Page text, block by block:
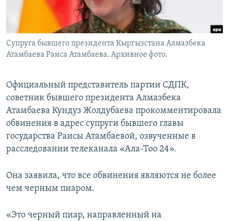
Супруга бывшего президента Кыргызстана Алмазбека
Атамбаева Раиса Атамбаева. Архивное фото.
Официальный представитель партии СДПК,
советник бывшего президента Алмазбека
Атамбаева Кундуз Жолдубаева прокомментировала
обвинения в адрес супруги бывшего главы
государства Раисы Атамбаевой, озвученные в
расследовании телеканала «Ала-Тоо 24».
Она заявила, что все обвинения являются не более
чем черным пиаром.
«Это черный пиар, направленный на